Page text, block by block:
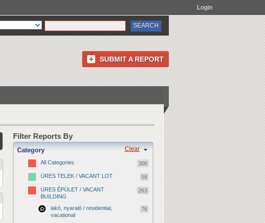
Login
SUBMIT A REPORT
Filter Reports By
Clear
Category
All Categories 300
ÜRES TELEK / VACANT LOT 58
ÜRES ÉPÜLET / VACANT
BUILDING
263
lakó, nyaraló / residential,
vacational
76